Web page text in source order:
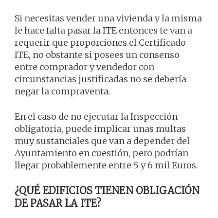
Si necesitas vender una vivienda y la misma
le hace falta pasar la ITE entonces te van a
requerir que proporciones el Certificado
ITE, no obstante si posees un consenso
entre comprador y vendedor con
circunstancias justificadas no se debería
negar la compraventa.
En el caso de no ejecutar la Inspección
obligatoria, puede implicar unas multas
muy sustanciales que van a depender del
Ayuntamiento en cuestión, pero podrían
llegar probablemente entre 5 y 6 mil Euros.
¿QUÉ EDIFICIOS TIENEN OBLIGACIÓN
DE PASAR LA ITE?